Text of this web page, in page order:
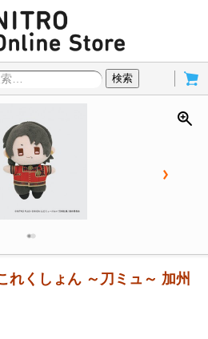
検索
れくしょん ～刀ミュ～ 加州